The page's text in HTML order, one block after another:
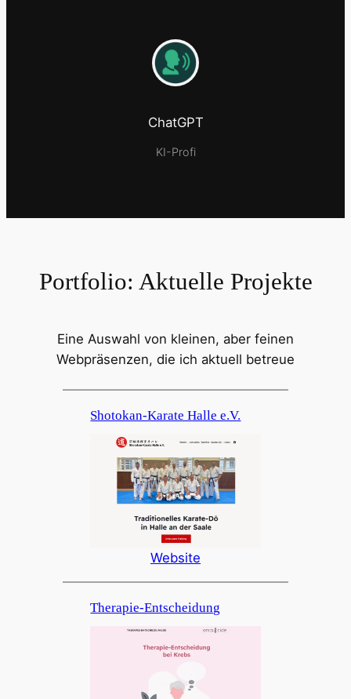
ChatGPT
KI-Profi
Portfolio: Aktuelle Projekte
Eine Auswahl von kleinen, aber feinen
Webpräsenzen, die ich aktuell betreue
Shotokan-Karate Halle e.V.
Website
Therapie-Entscheidung